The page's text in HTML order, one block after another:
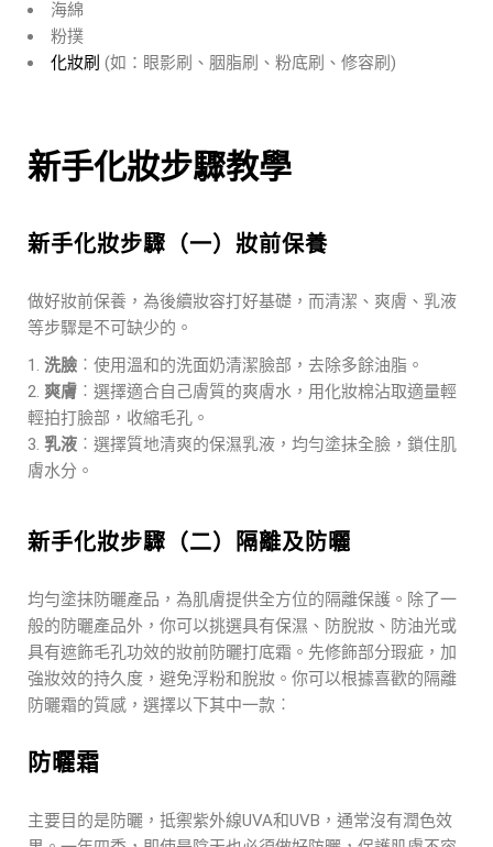
海綿
粉撲
化妝刷 (如：眼影刷、胭脂刷、粉底刷、修容刷)
新手化妝步驟教學
新手化妝步驟（一）妝前保養
做好妝前保養，為後續妝容打好基礎，而清潔、爽膚、乳液
等步驟是不可缺少的。
洗臉 ︰使用溫和的洗面奶清潔臉部，去除多餘油脂。
爽膚 ︰選擇適合自己膚質的爽膚水，用化妝棉沾取適量輕
輕拍打臉部，收縮毛孔。
乳液 ︰選擇質地清爽的保濕乳液，均勻塗抹全臉，鎖住肌
膚水分。
新手化妝步驟（二）隔離及防曬
均勻塗抹防曬產品，為肌膚提供全方位的隔離保護。除了一
般的防曬產品外，你可以挑選具有保濕、防脫妝、防油光或
具有遮飾毛孔功效的妝前防曬打底霜。先修飾部分瑕疵，加
強妝效的持久度，避免浮粉和脫妝。你可以根據喜歡的隔離
防曬霜的質感，選擇以下其中一款︰
防曬霜
主要目的是防曬，抵禦紫外線UVA和UVB，通常沒有潤色效